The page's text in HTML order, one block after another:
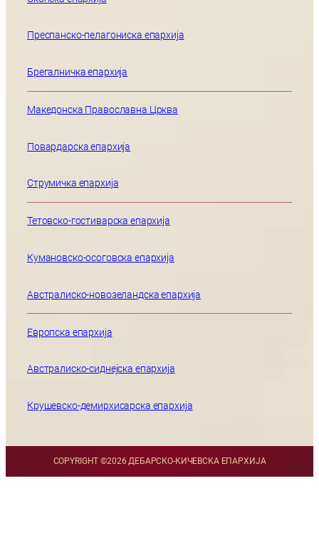
Преспанско-пелагониска епархија
Брегалничка епархија
Македонска Православна Црква
Повардарска епархија
Струмичка епархија
Тетовско-гостиварска епархија
Кумановско-осоговска епархија
Австралиско-новозеландска епархија
Европска епархија
Австралиско-сиднејска епархија
Крушевско-демирхисарска епархија
COPYRIGHT ©2026 ДЕБАРСКО-КИЧЕВСКА ЕПАРХИЈА